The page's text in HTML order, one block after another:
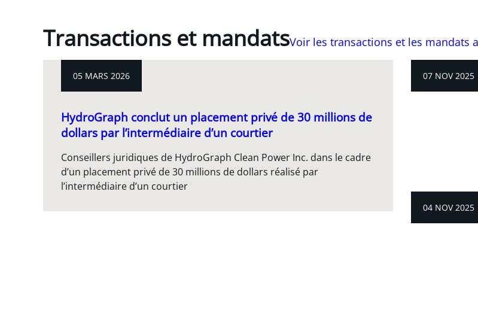
Transactions et mandatsVoir les transactions et les mandats
05 MARS 2026
HydroGraph conclut un placement privé de 30 millions de
dollars par l’intermédiaire d’un courtier
Conseillers juridiques de HydroGraph Clean Power Inc. dans le cadre
d’un placement privé de 30 millions de dollars réalisé par
l’intermédiaire d’un courtier
07 NOV 2025
04 NOV 2025